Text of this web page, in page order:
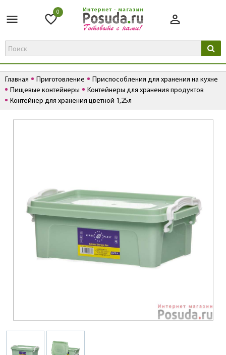
0
Главная Приготовление
Приспособления для хранения на кухне
Пищевые контейнеры
Контейнеры для хранения продуктов
Контейнер для хранения цветной 1,25л